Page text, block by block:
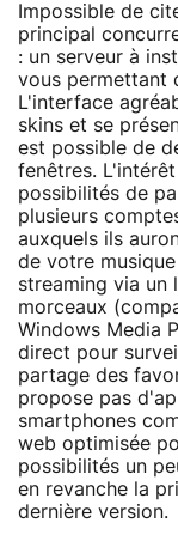
Impossible de
principal
: un serveur à
vous permettant
L'interface
skins et se
est possible de
fenêtres.
possibilités de
plusieurs
auxquels ils
de votre
streaming via un
morceaux
Windows Media
direct pour
partage des
propose pas
smartphones
web optimisée
possibilités un
en revanche la
dernière version.